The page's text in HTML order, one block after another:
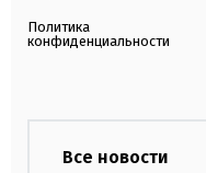
Политика
конфиденциальности
Все новости